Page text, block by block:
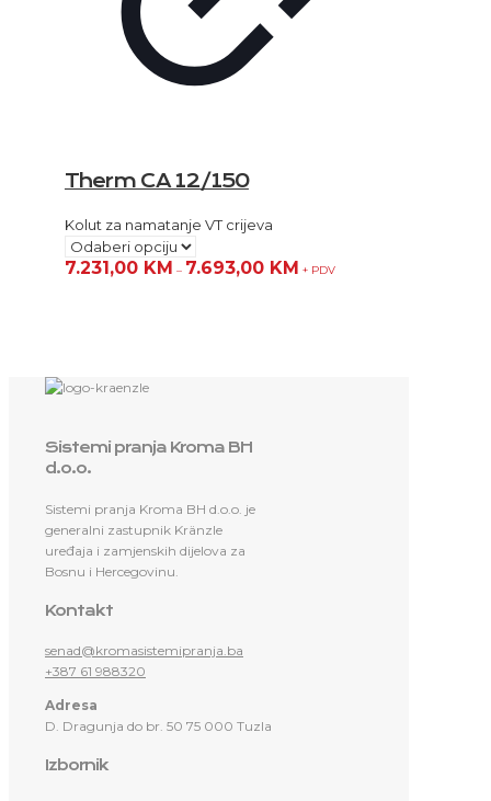
Therm CA 12/150
Kolut za namatanje VT crijeva
7.231,00 KM – 7.693,00 KM + PDV
Sistemi pranja Kroma BH
d.o.o.
Sistemi pranja Kroma BH d.o.o. je
generalni zastupnik Kränzle
uređaja i zamjenskih dijelova za
Bosnu i Hercegovinu.
Kontakt
senad@kromasistemipranja.ba
+387 61 988320
Adresa
D. Dragunja do br. 50 75 000 Tuzla
Izbornik